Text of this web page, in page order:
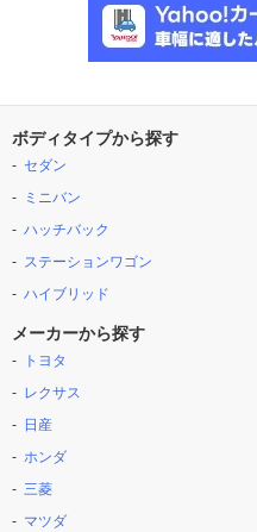
ボディタイプから探す
セダン
ミニバン
ハッチバック
ステーションワゴン
ハイブリッド
メーカーから探す
トヨタ
レクサス
日産
ホンダ
三菱
マツダ